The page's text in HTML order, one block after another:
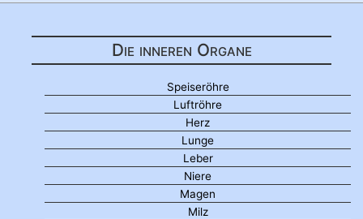
Die inneren Organe
Speiseröhre
Luftröhre
Herz
Lunge
Leber
Niere
Magen
Milz